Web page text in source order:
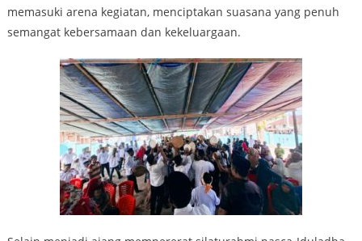
memasuki arena kegiatan, menciptakan suasana yang penuh
semangat kebersamaan dan kekeluargaan.